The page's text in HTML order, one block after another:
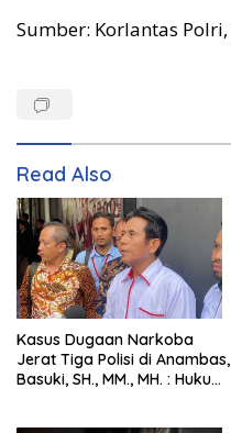
Sumber: Korlantas Polri,
Read Also
Kasus Dugaan Narkoba
Jerat Tiga Polisi di Anambas,
Basuki, SH., MM., MH. : Hukum